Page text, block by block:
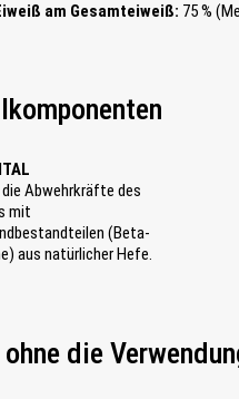
am Gesamteiweiß: 75 %
Abwehrkräfte des
mit
(Beta-
aus natürlicher Hefe.
die